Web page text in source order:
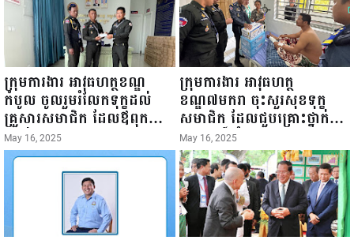
ក្រុមការងារ អាវុធហត្ថខណ្ឌ
កំបូល ចូលរួមរំលែកទុក្ខដល់
គ្រួសារសមាជិក ដែលឪពុកក្មេក
របស់លោកទទួលមរណៈភាព!
May 16, 2025
ក្រុមការងារ អាវុធហត្ថ
ខណ្ឌ៧មករា ចុះសួរសុខទុក្ខ
សមាជិក ដែលជួបគ្រោះថ្នាក់
ចរាចរណ៍ កំពុងសម្រាកព្យាបាល
នៅមន្ទីរពេទ្យ!
May 16, 2025